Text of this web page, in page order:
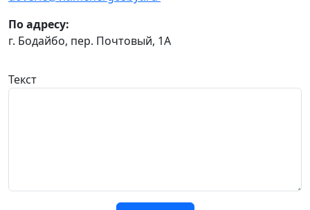
По адресу:
г. Бодайбо, пер. Почтовый, 1А
Текст